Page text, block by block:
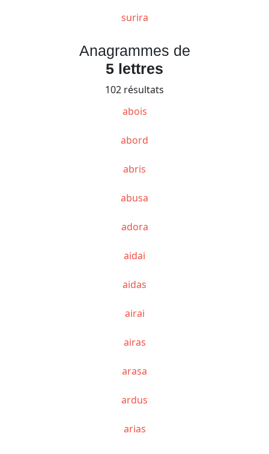
surira
Anagrammes de
5 lettres
102 résultats
abois
abord
abris
abusa
adora
aidai
aidas
airai
airas
arasa
ardus
arias